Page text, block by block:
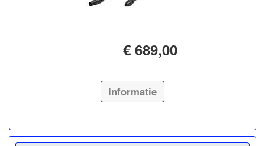
€ 689,00
Informatie